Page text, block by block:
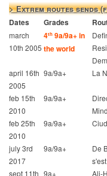
> Extrem routes sends
Dates Grades
march
10th 2005
4th 9a/9a+ in
the world
april 16th
2005
9a/9a+ La
feb 15th
2010
9a/9a+
Mind
feb 25th
2010
9a/9a+
july 3rd
2017
9a/9a+
De
sept 11th 9a+ Ali-